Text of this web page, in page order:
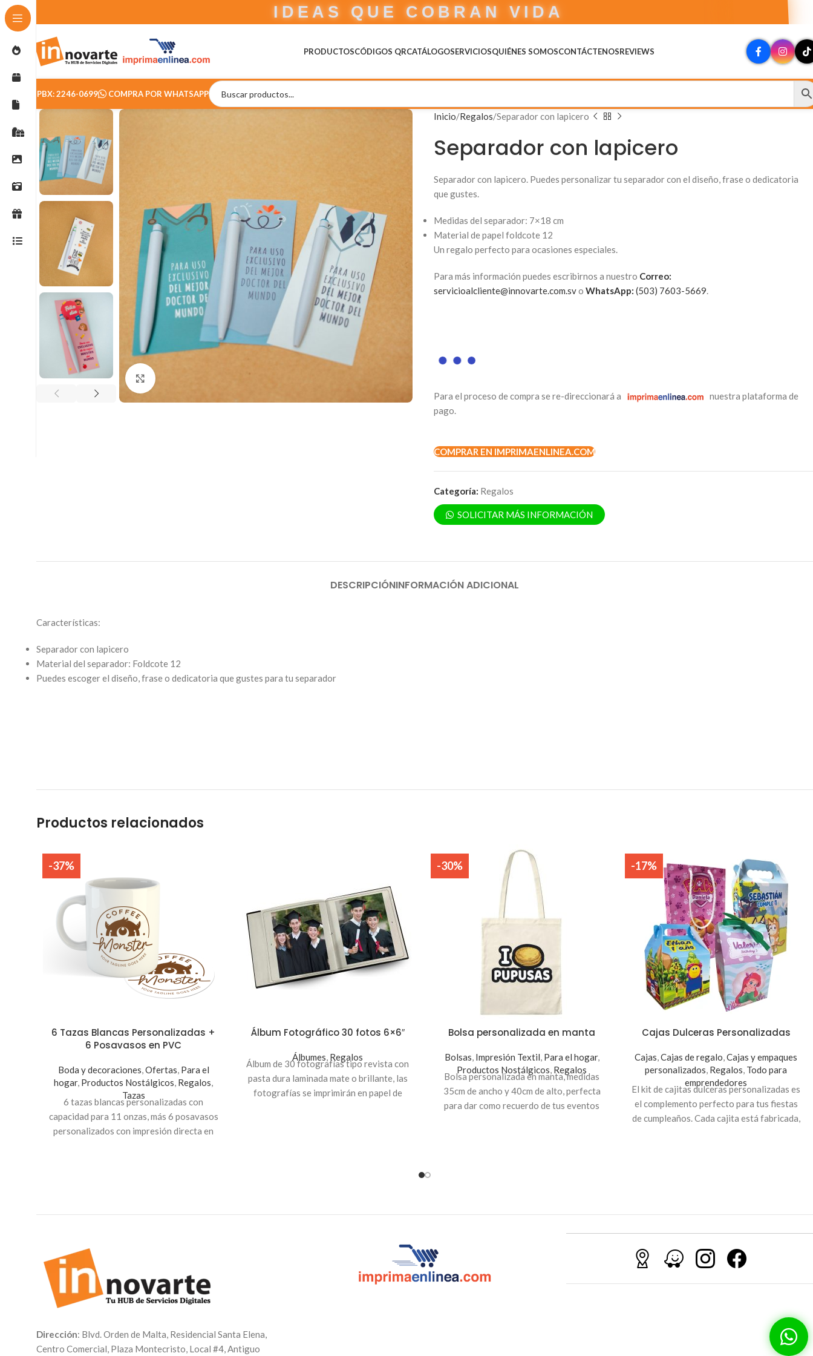
IDEAS QUE COBRAN VIDA
PRODUCTOSCÓDIGOS QRCATÁLOGOSERVICIOSQUIÉNES SOMOSCONTÁCTENOSREVIEWS
PBX: 2246-0699 COMPRA POR WHATSAPP
Inicio Regalos Separador con lapicero
Separador con lapicero
Separador con lapicero. Puedes personalizar tu separador con el diseño, frase o dedicatoria
que gustes.
Medidas del separador: 7×18 cm
Material de papel foldcote 12
Un regalo perfecto para ocasiones especiales.
Para más información puedes escribirnos a nuestro Correo:
servicioalcliente@innovarte.com.svo WhatsApp: (503) 7603-5669.
Para el proceso de compra se re-direccionará a
nuestra plataforma de
pago.
COMPRAR EN IMPRIMAENLINEA.COM
Categoría: Regalos
SOLICITAR MÁS INFORMACIÓN
DESCRIPCIÓNINFORMACIÓN ADICIONAL
Características:
Separador con lapicero
Material del separador: Foldcote 12
Puedes escoger el diseño, frase o dedicatoria que gustes para tu separador
Productos relacionados
-37%
6 Tazas Blancas Personalizadas +
6 Posavasos en PVC
Boda y decoraciones,Ofertas, Para el
hogar, Productos Nostálgicos, Regalos,
Tazas
6 tazas blancas personalizadas con
capacidad para 11 onzas, más 6 posavasos
personalizados con impresión directa en
Álbum Fotográfico 30 fotos 6×6″
Álbumes, Regalos
Álbum de 30 fotografías tipo revista con
pasta dura laminada mate o brillante, las
fotografías se imprimirán en papel de
-30%
Bolsa personalizada en manta
Bolsas, Impresión Textil, Para el hogar,
Productos Nostálgicos, Regalos
Bolsa personalizada en manta, medidas
35cm de ancho y 40cm de alto, perfecta
para dar como recuerdo de tus eventos
-17%
Cajas Dulceras Personalizadas
Cajas,Cajas de regalo,Cajas y empaques
personalizados, Regalos, Todo para
emprendedores
El kit de cajitas dulceras personalizadas es
el complemento perfecto para tus fiestas
de cumpleaños. Cada cajita está fabricada,
Dirección: Blvd. Orden de Malta, Residencial Santa Elena,
Centro Comercial, Plaza Montecristo, Local #4, Antiguo